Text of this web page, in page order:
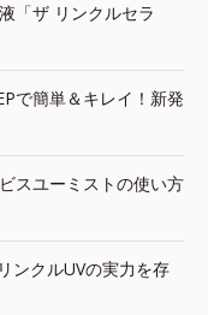
「ザ リンクルセラ
で簡単＆キレイ！新発
スユーミストの使い方
ンクルUVの実力を存